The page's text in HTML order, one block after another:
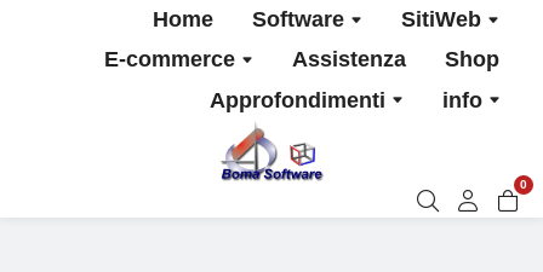
Home Software
SitiWeb
E-commerce
Assistenza
Shop
Approfondimenti
info
0